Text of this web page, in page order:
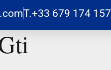
T.+33 679 174 157